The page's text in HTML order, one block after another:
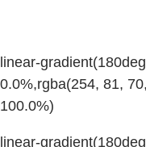
linear-
0.0%,rgba(254, 81,
100.0%)
linear-